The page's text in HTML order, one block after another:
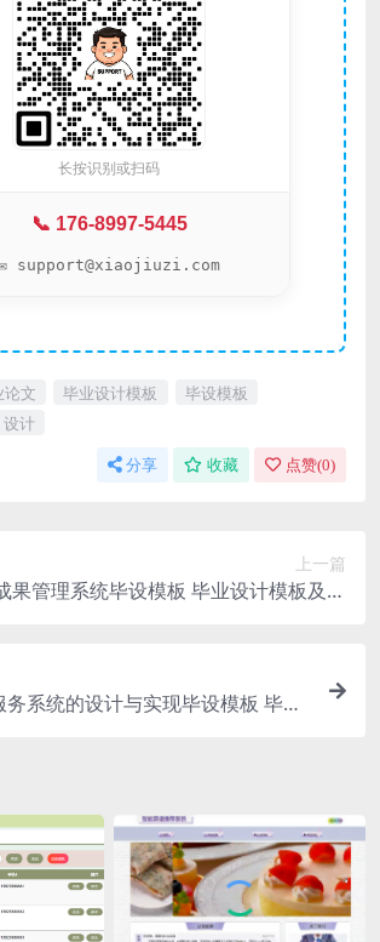
长按识别或扫码
📞 176-8997-5445
support@xiaojiuzi.com
论文 毕业设计模板
毕设模板
设计
分享 收藏 点赞(0)
上一篇
果管理系统毕设模板 毕业设计模板及毕
系统的设计与实现毕设模板 毕业